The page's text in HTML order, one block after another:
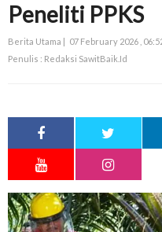
Peneliti PPKS
Berita Utama | 07 February 2026 ,
Penulis : Redaksi SawitBaik.Id